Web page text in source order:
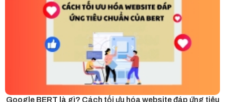
Google BERT là gì? Cách tối ưu hóa website đáp ứng tiêu